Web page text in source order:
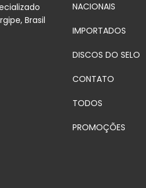
Brasil
NACIONAIS
IMPORTADOS
DISCOS DO SELO
CONTATO
TODOS
PROMOÇÕES